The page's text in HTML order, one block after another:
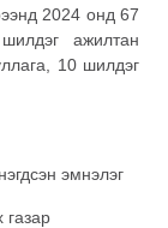
2024 онд 67
ажилтан
10 шилдэг
эмнэлэг